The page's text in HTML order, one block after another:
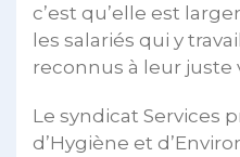
c’est qu’elle est
les salariés qui y
reconnus à leur juste
Le syndicat Services
d’Hygiène et